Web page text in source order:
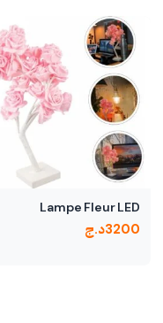
Lampe Fleur LED
3200د.ج